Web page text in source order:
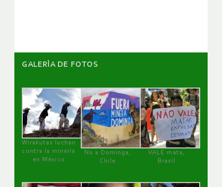
GALERÌA DE FOTOS
Wirakutas luchan
contra la minería
en México
No a Dominga,
Chile
VALE mata,
Brasil